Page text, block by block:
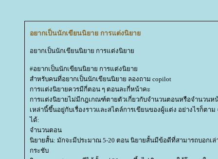
อยากเป็นนักเขียนนิยาย การแต่งนิยา
อยากเป็นนักเขียนนิยาย การแต่งนิยา
#อยากเป็นนักเขียนนิยาย การแต่งนิยา
สำหรับคนที่อยากเป็นนักเขียนนิยาย ลองถาม copilot
การแต่งนิยายควรมีกี่ตอน ๆ ตอนละกี่หน้าคะ
การแต่งนิยายไม่มีกฎเกณฑ์ตายตัวเกี่ยวกับจำนวนตอนหรือจำนวนห
เหล่านี้ขึ้นอยู่กับเรื่องราวและสไตล์การเขียนของผู้แต่ง อย่างไรก็ตา
ได้:
จำนวนตอน
นิยายสั้น: มักจะมีประมาณ 5-20 ตอน นิยายสั้นมีข้อดีที่สามารถบอกเล่า
กระชับ